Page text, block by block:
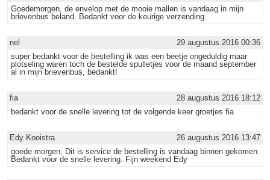
Goedemorgen, de envelop met de mooie mallen is vandaag in mijn
brievenbus beland. Bedankt voor de keurige verzending.
nel
29 augustus 2016 00:36
super bedankt voor de bestelling ik was een beetje ongeduldig maar
plotseling waren toch de bestelde spulletjes voor de maand september
al in mijn brievenbus, bedankt!
fia
28 augustus 2016 18:12
bedankt voor de snelle levering tot de volgende keer groetjes fia
Edy Kooistra
26 augustus 2016 13:47
goede morgen, Dit is service de bestelling is vandaag binnen gekomen.
Bedankt voor de snelle levering. Fijn weekend Edy